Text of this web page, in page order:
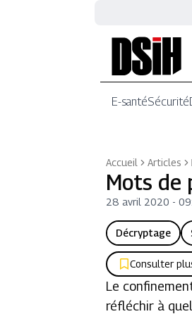
E-santéSécurité
Accueil
Articles
Mots de
28 avril 2020 -
Décryptage
Consulter
Le
réfléchir à